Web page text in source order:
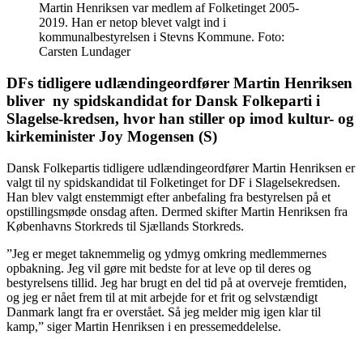
Martin Henriksen var medlem af Folketinget 2005-
2019. Han er netop blevet valgt ind i
kommunalbestyrelsen i Stevns Kommune. Foto:
Carsten Lundager
DFs tidligere udlændingeordfører Martin Henriksen
bliver ny spidskandidat for Dansk Folkeparti i
Slagelse-kredsen, hvor han stiller op imod kultur- og
kirkeminister Joy Mogensen (S)
Dansk Folkepartis tidligere udlændingeordfører Martin Henriksen er
valgt til ny spidskandidat til Folketinget for DF i Slagelsekredsen.
Han blev valgt enstemmigt efter anbefaling fra bestyrelsen på et
opstillingsmøde onsdag aften. Dermed skifter Martin Henriksen fra
Københavns Storkreds til Sjællands Storkreds.
”Jeg er meget taknemmelig og ydmyg omkring medlemmernes
opbakning. Jeg vil gøre mit bedste for at leve op til deres og
bestyrelsens tillid. Jeg har brugt en del tid på at overveje fremtiden,
og jeg er nået frem til at mit arbejde for et frit og selvstændigt
Danmark langt fra er overstået. Så jeg melder mig igen klar til
kamp,” siger Martin Henriksen i en pressemeddelelse.